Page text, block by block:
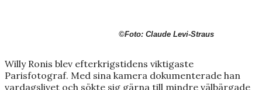
©Foto: Claude Levi-Straus
Willy Ronis blev efterkrigstidens viktigaste
Parisfotograf. Med sina kamera dokumenterade han
vardagslivet och sökte sig gärna till mindre välbärgade